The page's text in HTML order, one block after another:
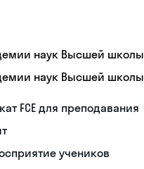
наук Высшей школы
наук Высшей школы
FCE для преподавания
учеников